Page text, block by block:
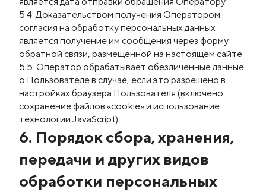
5.4. Доказательством получения Оператором
согласия на обработку персональных данных
является получение им сообщения через форму
обратной связи, размещенной на настоящем сайте.
5.5. Оператор обрабатывает обезличенные данные
о Пользователе в случае, если это разрешено в
настройках браузера Пользователя (включено
сохранение файлов «cookie» и использование
технологии JavaScript).
6. Порядок сбора, хранения,
передачи и других видов
обработки персональных